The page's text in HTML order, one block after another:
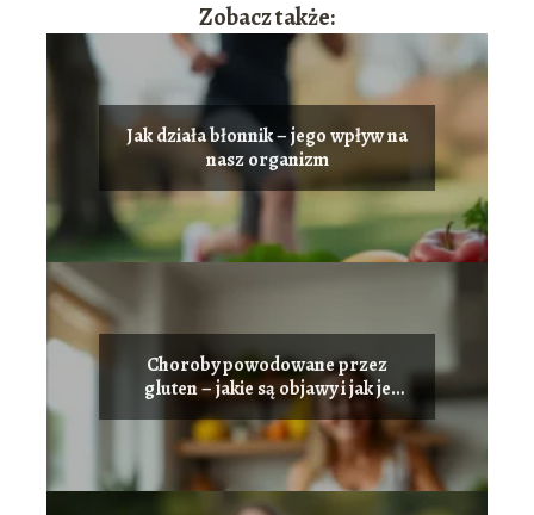
Zobacz także:
Jak działa błonnik – jego wpływ na
nasz organizm
Choroby powodowane przez
gluten – jakie są objawy i jak je
leczyć